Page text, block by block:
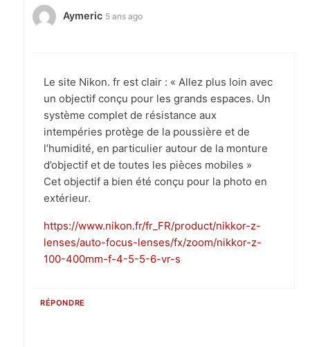
Aymeric 5 ans ago
Le site Nikon. fr est clair : « Allez plus loin avec
un objectif conçu pour les grands espaces. Un
système complet de résistance aux
intempéries protège de la poussière et de
l’humidité, en particulier autour de la monture
d’objectif et de toutes les pièces mobiles »
Cet objectif a bien été conçu pour la photo en
extérieur.
https://www.nikon.fr/fr_FR/product/nikkor-z-
lenses/auto-focus-lenses/fx/zoom/nikkor-z-
100-400mm-f-4-5-5-6-vr-s
RÉPONDRE